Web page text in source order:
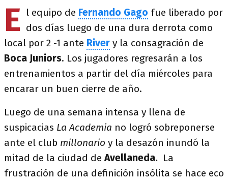
E l equipo de Fernando Gago fue liberado por
dos días luego de una dura derrota como
local por 2 -1 ante River y la consagración de
Boca Juniors. Los jugadores regresarán a los
entrenamientos a partir del día miércoles para
encarar un buen cierre de año.
Luego de una semana intensa y llena de
suspicacias La Academia no logró sobreponerse
ante el club millonario y la desazón inundó la
mitad de la ciudad deAvellaneda. La
frustración de una definición insólita se hace eco